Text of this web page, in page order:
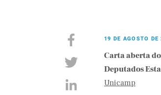
19 DE AGOSTO DE
Carta aberta
Deputados
Unicamp